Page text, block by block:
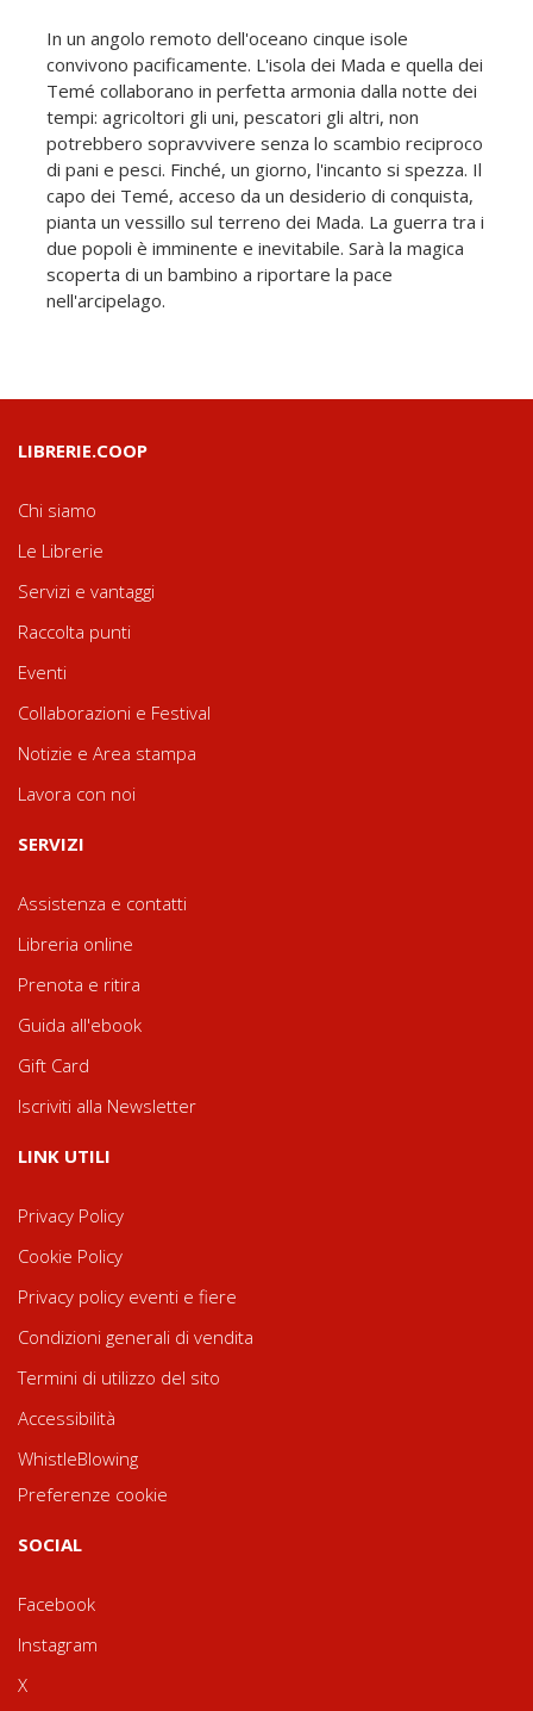
In un angolo remoto dell'oceano cinque isole
convivono pacificamente. L'isola dei Mada e quella dei
Temé collaborano in perfetta armonia dalla notte dei
tempi: agricoltori gli uni, pescatori gli altri, non
potrebbero sopravvivere senza lo scambio reciproco
di pani e pesci. Finché, un giorno, l'incanto si spezza. Il
capo dei Temé, acceso da un desiderio di conquista,
pianta un vessillo sul terreno dei Mada. La guerra tra i
due popoli è imminente e inevitabile. Sarà la magica
scoperta di un bambino a riportare la pace
nell'arcipelago.
LIBRERIE.COOP
Chi siamo
Le Librerie
Servizi e vantaggi
Raccolta punti
Eventi
Collaborazioni e Festival
Notizie e Area stampa
Lavora con noi
SERVIZI
Assistenza e contatti
Libreria online
Prenota e ritira
Guida all'ebook
Gift Card
Iscriviti alla Newsletter
LINK UTILI
Privacy Policy
Cookie Policy
Privacy policy eventi e fiere
Condizioni generali di vendita
Termini di utilizzo del sito
Accessibilità
WhistleBlowing
Preferenze cookie
SOCIAL
Facebook
Instagram
X